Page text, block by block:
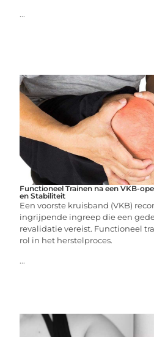
...
Functioneel Trainen na een VKB-
en Stabiliteit
Een voorste kruisband (VKB)
ingrijpende ingreep die een
revalidatie vereist. Functioneel
rol in het herstelproces.
...